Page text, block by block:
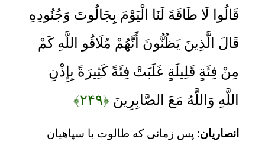
قَالُوا لَا طَاقَةَ لَنَا الْيَوْمَ بِجَالُوتَ وَجُنُودِهِ
قَالَ الَّذِينَ يَظُنُّونَ أَنَّهُمْ مُلَاقُو اللَّهِ كَمْ
مِنْ فِئَةٍ قَلِيلَةٍ غَلَبَتْ فِئَةً كَثِيرَةً بِإِذْنِ
اللَّهِ وَاللَّهُ مَعَ الصَّابِرِينَ ﴿۲۴۹﴾
انصاریان: پس زمانی که طالوت با سپاهیان